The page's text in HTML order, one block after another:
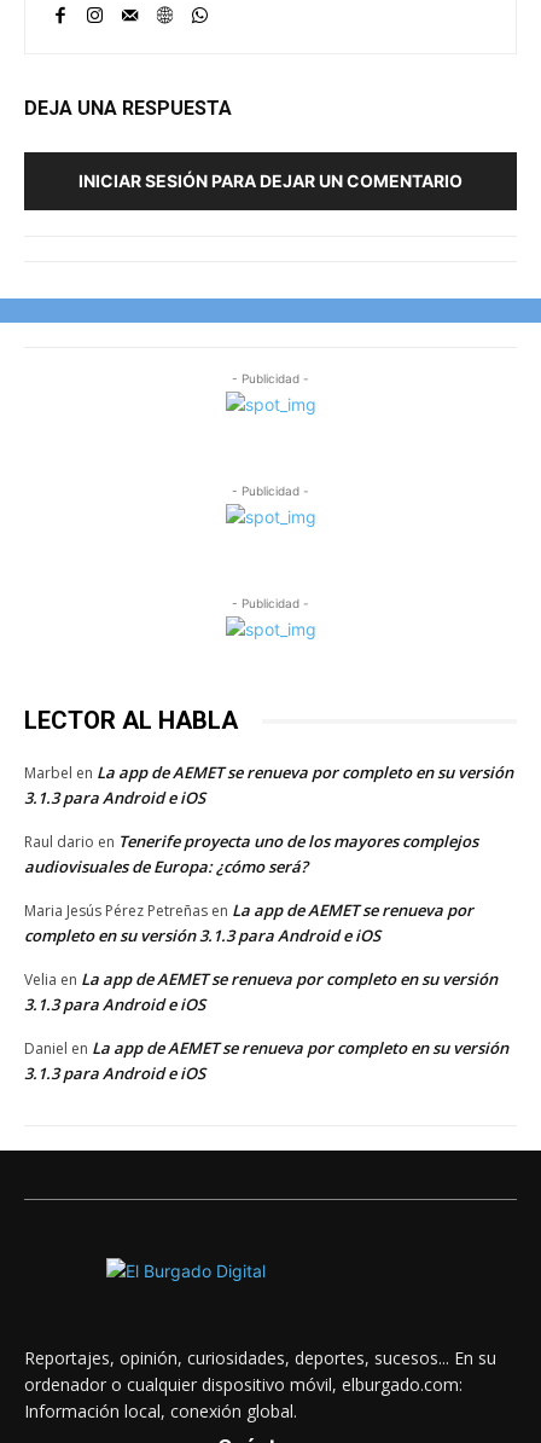
DEJA UNA RESPUESTA
INICIAR SESIÓN PARA DEJAR UN COMENTARIO
- Publicidad -
- Publicidad -
- Publicidad -
LECTOR AL HABLA
Marbel en La app de AEMET se renueva por completo en su versión
3.1.3 para Android e iOS
Raul dario en Tenerife proyecta uno de los mayores complejos
audiovisuales de Europa: ¿cómo será?
Maria Jesús Pérez Petreñas en La app de AEMET se renueva por
completo en su versión 3.1.3 para Android e iOS
Velia en La app de AEMET se renueva por completo en su versión
3.1.3 para Android e iOS
Daniel en La app de AEMET se renueva por completo en su versión
3.1.3 para Android e iOS
Reportajes, opinión, curiosidades, deportes, sucesos... En su
ordenador o cualquier dispositivo móvil, elburgado.com:
Información local, conexión global.